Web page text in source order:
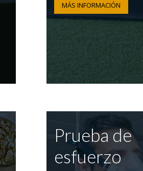
MÁS INFORMACIÓN
Prueba de
esfuerzo